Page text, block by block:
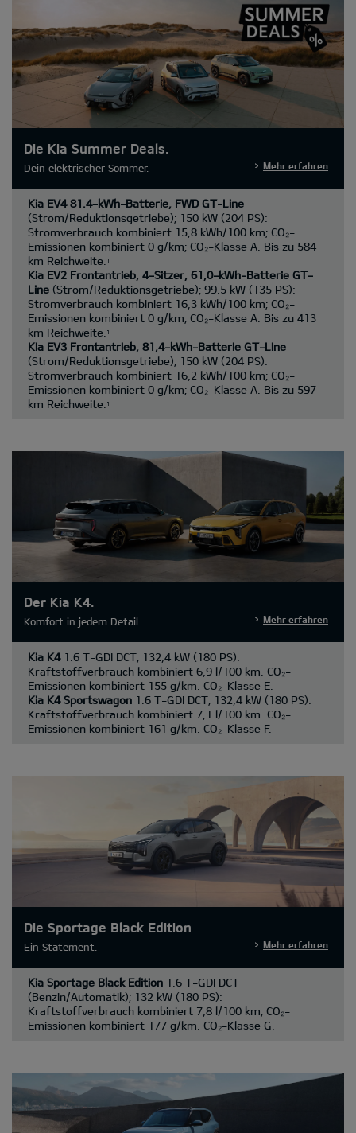
Die Kia Summer Deals.
Dein elektrischer Sommer. Mehr erfahren
Kia EV4 81.4-kWh-Batterie, FWD GT-Line
(Strom/Reduktionsgetriebe); 150 kW (204 PS):
Stromverbrauch kombiniert 15,8 kWh/100 km; CO₂-
Emissionen kombiniert 0 g/km; CO₂-Klasse A. Bis zu 584
km Reichweite.
1
Kia EV2 Frontantrieb, 4-Sitzer, 61,0-kWh-Batterie GT-
Line (Strom/Reduktionsgetriebe); 99.5 kW (135 PS):
Stromverbrauch kombiniert 16,3 kWh/100 km; CO₂-
Emissionen kombiniert 0 g/km; CO₂-Klasse A. Bis zu 413
km Reichweite.
1
Kia EV3 Frontantrieb, 81,4-kWh-Batterie GT-Line
(Strom/Reduktionsgetriebe); 150 kW (204 PS):
Stromverbrauch kombiniert 16,2 kWh/100 km; CO₂-
Emissionen kombiniert 0 g/km; CO₂-Klasse A. Bis zu 597
km Reichweite.
1
Der Kia K4.
Komfort in jedem Detail. Mehr erfahren
Kia K41.6 T-GDI DCT; 132,4 kW (180 PS):
Kraftstoffverbrauch kombiniert 6,9 l/100 km. CO₂-
Emissionen kombiniert 155 g/km. CO₂-Klasse E.
Kia K4 Sportswagon 1.6 T-GDI DCT; 132,4 kW (180 PS):
Kraftstoffverbrauch kombiniert 7,1 l/100 km. CO₂-
Emissionen kombiniert 161 g/km. CO₂-Klasse F.
Die Sportage Black Edition
Ein Statement. Mehr erfahren
Kia Sportage Black Edition 1.6 T-GDI DCT
(Benzin/Automatik); 132 kW (180 PS):
Kraftstoffverbrauch kombiniert 7,8 l/100 km; CO₂-
Emissionen kombiniert 177 g/km. CO₂-Klasse G.